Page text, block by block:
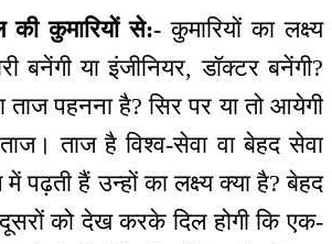
की कुमारियों से:- कुमारियों का लक्ष्य
बनेंगी या इंजीनियर, डॉक्टर बनेंगी?
ताज पहनना है? सिर पर या तो आयेगी
ताज है विश्व-सेवा वा बेहद सेवा
पढ़ती हैं उन्हों का लक्ष्य क्या है? बेहद
को देख करके दिल होगी कि एक-